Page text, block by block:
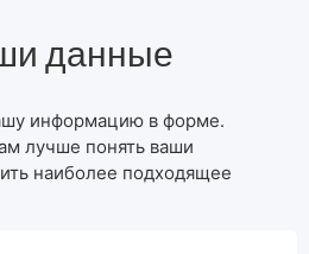
данные
информацию в форме.
лучше понять ваши
наиболее подходящее